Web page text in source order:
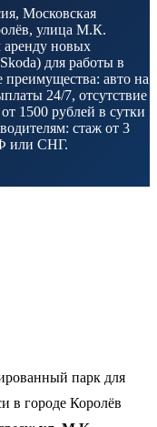
Московская
улица М.К.
аренду новых
для работы в
авто на
24/7, отсутствие
1500 рублей в сутки
стаж от 3
или СНГ.
парк для
в городе Королёв